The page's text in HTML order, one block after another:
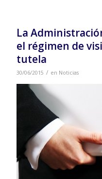
La
el régimen de
tutela
30/06/2015 / en Noticias